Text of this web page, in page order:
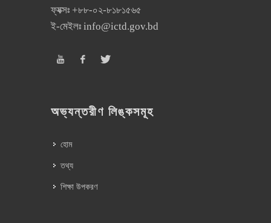
ফ্যক্সঃ +৮৮-০২-৮১৮১৫৬৫
ই-মেইলঃ info@ictd.gov.bd
অভ্যন্তরীণ লিঙ্কসমূহ
হোম
তথ্য
শিক্ষা উপকরণ